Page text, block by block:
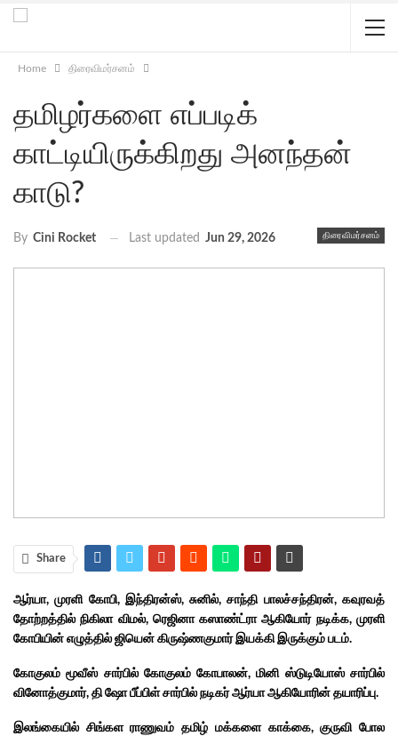
Home திரைவிமர்சனம்
தமிழர்களை எப்படிக்
காட்டியிருக்கிறது அனந்தன்
காடு?
திரைவிமர்சனம்
By Cini Rocket Last updated Jun 29, 2026
Share
ஆர்யா, முரளி கோபி, இந்திரன்ஸ், சுனில், சாந்தி பாலச்சந்திரன், கவுரவத்
தோற்றத்தில் நிகிலா விமல், ரெஜினா கஸாண்ட்ரா ஆகியோர் நடிக்க, முரளி
கோபியின் எழுத்தில் ஜியென் கிருஷ்ணகுமார் இயக்கி இருக்கும் படம்.
கோகுலம் மூவீஸ் சார்பில் கோகுலம் கோபாலன், மினி ஸ்டுடியோஸ் சார்பில்
வினோத்குமார், தி ஷோ பீப்பிள் சார்பில் நடிகர் ஆர்யா ஆகியோரின் தயாரிப்பு.
இலங்கையில் சிங்கள ராணுவம் தமிழ் மக்களை காக்கை, குருவி போல